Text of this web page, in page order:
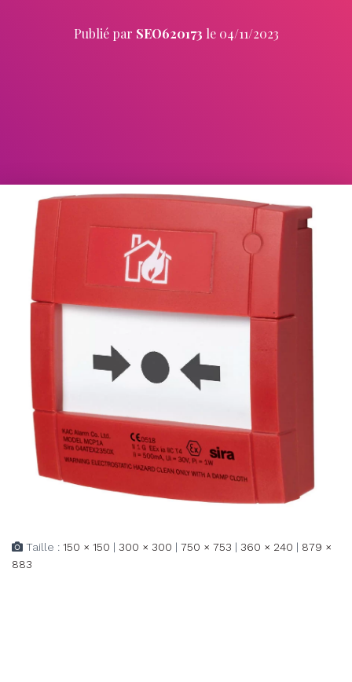
Publié par SEO620173 le 04/11/2023
Taille : 150 × 150 | 300 × 300 | 750 × 753 | 360 × 240 | 879 ×
883